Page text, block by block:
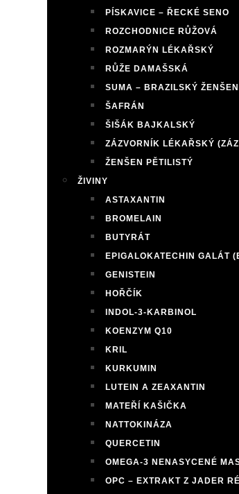
PÍSKAVICE – ŘECKÉ SENO
ROZCHODNICE RŮŽOVÁ
ROZMARÝN LÉKAŘSKÝ
RŮŽE DAMAŠSKÁ
SUMA – BRAZILSKÝ ŽENŠEN
ŠAFRÁN
ŠIŠÁK BAJKALSKÝ
ZÁZVORNÍK LÉKAŘSKÝ
ŽENŠEN PĚTILISTÝ
ŽIVINY
ASTAXANTIN
BROMELAIN
BUTYRÁT
EPIGALOKATECHIN GALÁT
GENISTEIN
HOŘČÍK
INDOL-3-KARBINOL
KOENZYM Q10
KRIL
KURKUMIN
LUTEIN A ZEAXANTIN
MATEŘÍ KAŠIČKA
NATTOKINÁZA
QUERCETIN
OMEGA-3 NENASYCENÉ
OPC – EXTRAKT Z JADER